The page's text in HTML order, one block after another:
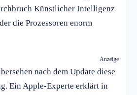
Künstlicher Intelligenz
die Prozessoren enorm
Anzeige
nach dem Update diese
Ein Apple-Experte erklärt in